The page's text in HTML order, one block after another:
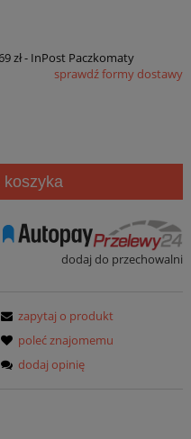
zł- InPost Paczkomaty
sprawdź formy dostawy
koszyka
dodaj do przechowalni
zapytaj o produkt
poleć znajomemu
dodaj opinię